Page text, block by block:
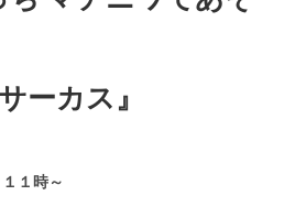
ーカス』
１時～